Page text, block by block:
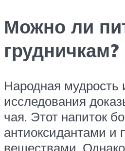
Можно ли
грудничкам?
Народная мудрость
исследования
чая. Этот напиток
антиоксидантами и
веществами.